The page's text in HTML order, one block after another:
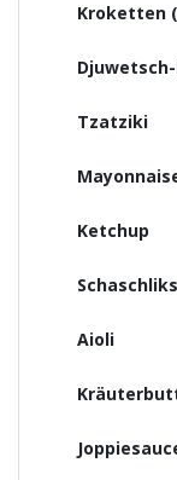
Kroketten
Djuwetsch-
Tzatziki
Ketchup
Aioli